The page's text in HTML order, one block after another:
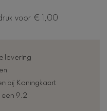
voor € 1,00
levering
bij Koningkaart
een 9.2